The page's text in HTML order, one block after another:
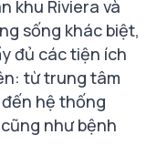
khu Riviera và
sống khác biệt,
đủ các tiện ích
từ trung tâm
hệ thống
như bệnh